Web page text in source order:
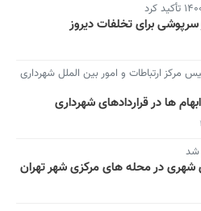
برای تخلفات دیروز
مرکز ارتباطات و امور بین الملل شهرداری
ها در قراردادهای شهرداری
شهری در محله های مرکزی شهر تهران